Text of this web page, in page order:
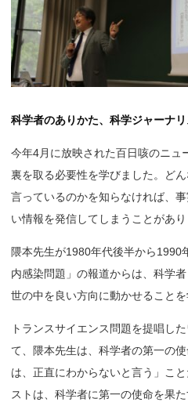
科学者のありかた、科学ジャーナ
今年4月に放映された百日咳のニュ
裏を取る必要性を学びました。ど
言っているのかを知らなければ、
い情報を発信してしまうことがあり
隈本先生が1980年代後半から1990
内感染問題」の報道からは、科学
世の中を良い方向に動かせることを
トランスサイエンス問題を提唱し
て、隈本先生は、科学者の第一の
は、正直にわからないと言う」こ
ストは、科学者に第一の使命を果